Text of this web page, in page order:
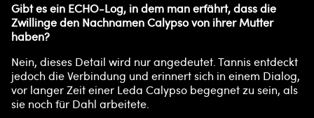
Gibt es ein ECHO-Log, in dem man erfährt, dass die
Zwillinge den Nachnamen Calypso von ihrer Mutter
haben?
Nein, dieses Detail wird nur angedeutet. Tannis entdeckt
jedoch die Verbindung und erinnert sich in einem Dialog,
vor langer Zeit einer Leda Calypso begegnet zu sein, als
sie noch für Dahl arbeitete.